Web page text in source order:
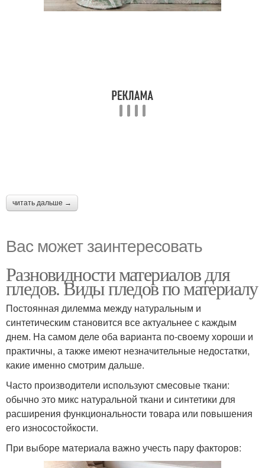
читать дальше →
Вас может заинтересовать
Разновидности материалов для
пледов. Виды пледов по материалу
Постоянная дилемма между натуральным и
синтетическим становится все актуальнее с каждым
днем. На самом деле оба варианта по-своему хороши и
практичны, а также имеют незначительные недостатки,
какие именно смотрим дальше.
Часто производители используют смесовые ткани:
обычно это микс натуральной ткани и синтетики для
расширения функциональности товара или повышения
его износостойкости.
При выборе материала важно учесть пару факторов: